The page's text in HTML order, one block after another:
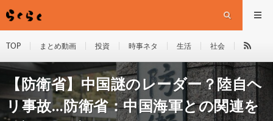
TOP まとめ動画 投資 時事ネタ 生活 社会
【防衛省】中国謎のレーダー？陸自ヘ
リ事故…防衛省：中国海軍との関連を